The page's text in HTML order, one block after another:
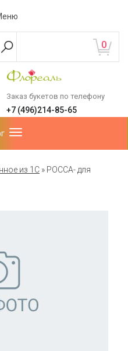
0
Заказ букетов по телефону
+7 (496)214-85-65
из 1С » РОССА- для